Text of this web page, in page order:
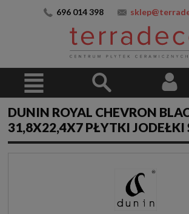
696 014 398
DUNIN ROYAL CHEVRON
31,8X22,4X7 PŁYTKI JODEŁKI